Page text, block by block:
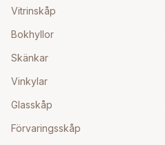
Vitrinskåp
Bokhyllor
Skänkar
Vinkylar
Glasskåp
Förvaringsskåp